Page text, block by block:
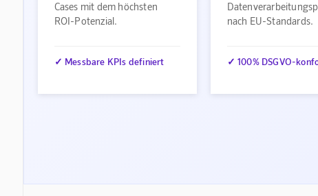
Cases mit dem höchsten
ROI-Potenzial.
✓ Messbare KPIs definiert
nach EU-Standards.
✓ 100% DSGVO-